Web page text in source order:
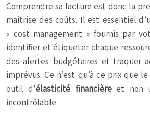
Comprendre sa facture est donc la
maîtrise des coûts. Il est essentiel
« cost management » fournis par
identifier et étiqueter chaque
des alertes budgétaires et traquer
imprévus. Ce n’est qu’à ce prix que
outil d’élasticité financièreet non
incontrôlable.